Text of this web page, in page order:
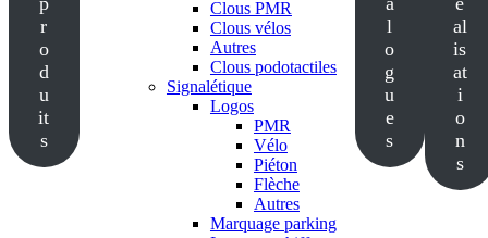
r
o
d
u
it
s
Clous PMR
Clous vélos
Autres
Clous podotactiles
Signalétique
Logos
PMR
Vélo
Piéton
Flèche
Autres
Marquage parking
l
o
g
u
e
s
al
is
at
i
o
n
s